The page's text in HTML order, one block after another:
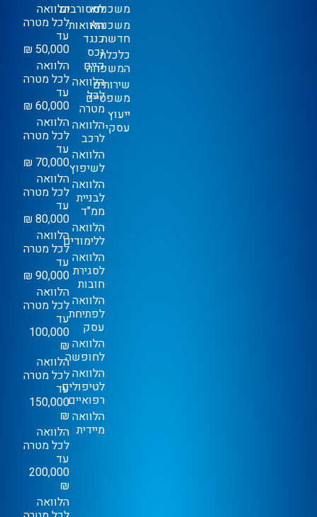
משכנתא
משכנתא
חדשה
כלכלת
המשפחה
שירותים
משפטיים
ייעוץ
עסקי
למסורבים
הלוואות
כנגד
נכס
קיים
הלוואה
לכל
מטרה
הלוואה
לרכב
הלוואה
לשיפוץ
הלוואה
לבניית
ממ"ד
הלוואה
ללימודים
הלוואה
לסגירת
חובות
הלוואה
לפתיחת
עסק
הלוואה
לחופשה
הלוואה
לטיפולים
רפואיים
הלוואה
מיידית
הלוואה
לכל מטרה
עד
50,000 ₪
הלוואה
לכל מטרה
עד
60,000 ₪
הלוואה
לכל מטרה
עד
70,000 ₪
הלוואה
לכל מטרה
עד
80,000 ₪
הלוואה
לכל מטרה
עד
90,000 ₪
הלוואה
לכל מטרה
עד
100,000
₪
הלוואה
לכל מטרה
עד
150,000
₪
הלוואה
לכל מטרה
עד
200,000
₪
הלוואה